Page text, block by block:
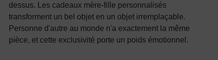
dessus. Les cadeaux mère-fille personnalisés
transforment un bel objet en un objet irremplaçable.
Personne d'autre au monde n'a exactement la même
pièce, et cette exclusivité porte un poids émotionnel.